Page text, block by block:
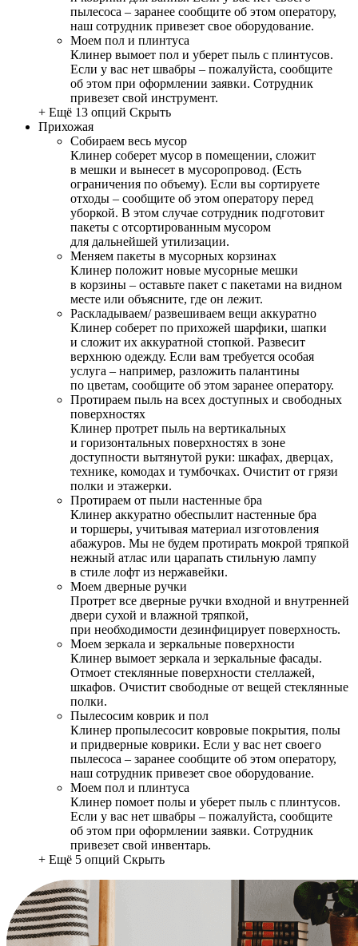
пылесоса – заранее сообщите об этом оператору,
наш сотрудник привезет свое оборудование.
Моем пол и плинтуса
Клинер вымоет пол и уберет пыль с плинтусов.
Если у вас нет швабры – пожалуйста, сообщите
об этом при оформлении заявки. Сотрудник
привезет свой инструмент.
+ Ещё 13 опций Скрыть
Прихожая
Собираем весь мусор
Клинер соберет мусор в помещении, сложит
в мешки и вынесет в мусоропровод. (Есть
ограничения по объему). Если вы сортируете
отходы – сообщите об этом оператору перед
уборкой. В этом случае сотрудник подготовит
пакеты с отсортированным мусором
для дальнейшей утилизации.
Меняем пакеты в мусорных корзинах
Клинер положит новые мусорные мешки
в корзины – оставьте пакет с пакетами на видном
месте или объясните, где он лежит.
Раскладываем/ развешиваем вещи аккуратно
Клинер соберет по прихожей шарфики, шапки
и сложит их аккуратной стопкой. Развесит
верхнюю одежду. Если вам требуется особая
услуга – например, разложить палантины
по цветам, сообщите об этом заранее оператору.
Протираем пыль на всех доступных и свободных
поверхностях
Клинер протрет пыль на вертикальных
и горизонтальных поверхностях в зоне
доступности вытянутой руки: шкафах, дверцах,
технике, комодах и тумбочках. Очистит от грязи
полки и этажерки.
Протираем от пыли настенные бра
Клинер аккуратно обеспылит настенные бра
и торшеры, учитывая материал изготовления
абажуров. Мы не будем протирать мокрой тряпкой
нежный атлас или царапать стильную лампу
в стиле лофт из нержавейки.
Моем дверные ручки
Протрет все дверные ручки входной и внутренней
двери сухой и влажной тряпкой,
при необходимости дезинфицирует поверхность.
Моем зеркала и зеркальные поверхности
Клинер вымоет зеркала и зеркальные фасады.
Отмоет стеклянные поверхности стеллажей,
шкафов. Очистит свободные от вещей стеклянные
полки.
Пылесосим коврик и пол
Клинер пропылесосит ковровые покрытия, полы
и придверные коврики. Если у вас нет своего
пылесоса – заранее сообщите об этом оператору,
наш сотрудник привезет свое оборудование.
Моем пол и плинтуса
Клинер помоет полы и уберет пыль с плинтусов.
Если у вас нет швабры – пожалуйста, сообщите
об этом при оформлении заявки. Сотрудник
привезет свой инвентарь.
+ Ещё 5 опций Скрыть